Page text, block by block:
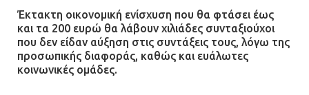
Έκτακτη οικονομική ενίσχυση που θα φτάσει έως
και τα 200 ευρώ θα λάβουν χιλιάδες συνταξιούχοι
που δεν είδαν αύξηση στις συντάξεις τους, λόγω της
προσωπικής διαφοράς, καθώς και ευάλωτες
κοινωνικές ομάδες.